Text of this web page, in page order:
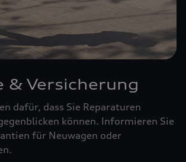
& Versicherung
dafür, dass Sie Reparaturen
können. Informieren Sie
für Neuwagen oder